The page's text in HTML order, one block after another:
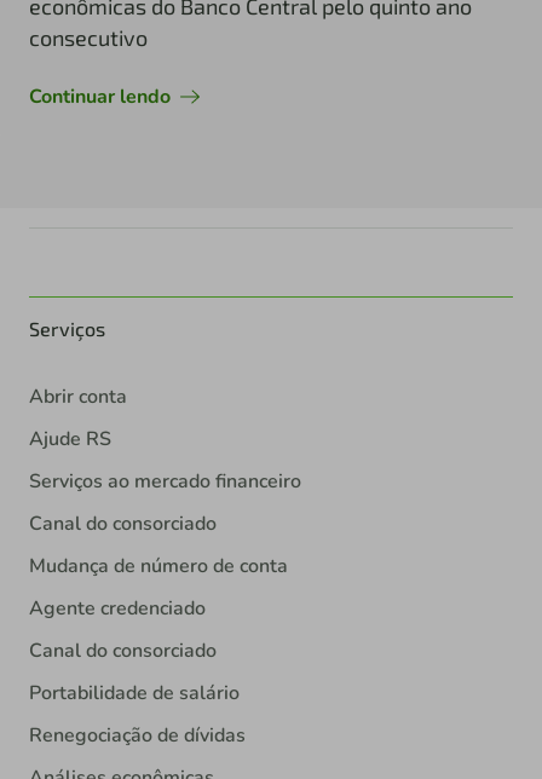
econômicas do Banco Central pelo quinto ano
consecutivo
Continuar lendo
Serviços
Abrir conta
Ajude RS
Serviços ao mercado financeiro
Canal do consorciado
Mudança de número de conta
Agente credenciado
Canal do consorciado
Portabilidade de salário
Renegociação de dívidas